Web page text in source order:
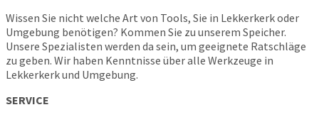
Wissen Sie nicht welche Art von Tools, Sie in Lekkerkerk oder
Umgebung benötigen? Kommen Sie zu unserem Speicher.
Unsere Spezialisten werden da sein, um geeignete Ratschläge
zu geben. Wir haben Kenntnisse über alle Werkzeuge in
Lekkerkerk und Umgebung.
SERVICE